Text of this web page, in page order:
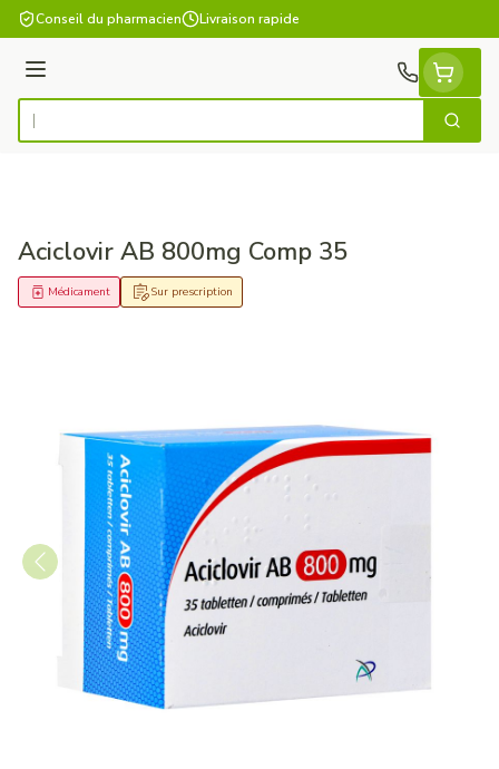
Aller au contenu
Conseil du pharmacien Livraison rapide
Menu
Rechercher
Aciclovir AB 800mg Comp 35
Sur prescription
Médicament